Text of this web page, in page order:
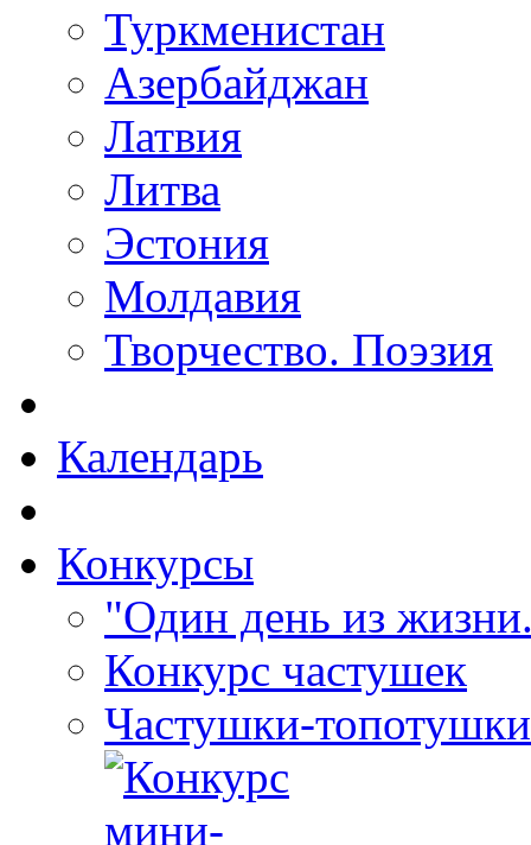
Туркменистан
Азербайджан
Латвия
Литва
Эстония
Молдавия
Творчество. Поэзия
Календарь
Конкурсы
"Один день из
Конкурс частушек
Частушки-топотушки